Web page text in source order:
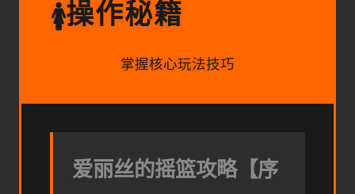
🚺操作秘籍
掌握核心玩法技巧
爱丽丝的摇篮攻略【序